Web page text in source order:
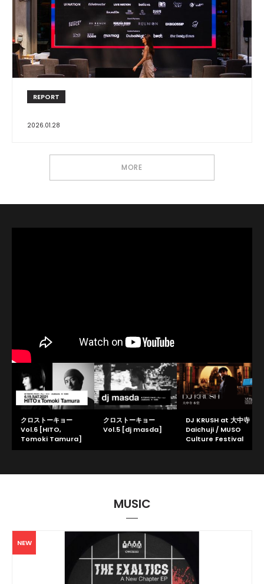
REPORT
2026.01.28
MORE
クロストーキョー
Vol.6 [HITO,
Tomoki Tamura]
クロストーキョー
Vol.5 [dj masda]
DJ KRUSH at 大中寺
Daichuji / MUSO
Culture Festival
2021
MUSIC
NEW